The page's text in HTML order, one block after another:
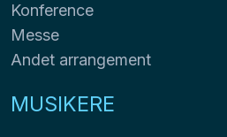
Konference
Messe
Andet arrangement
MUSIKERE